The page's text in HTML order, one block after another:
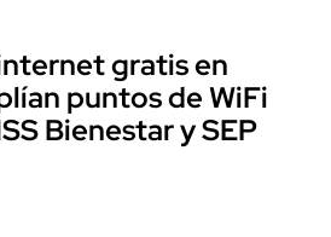
gratis en
puntos de WiFi
Bienestar y SEP